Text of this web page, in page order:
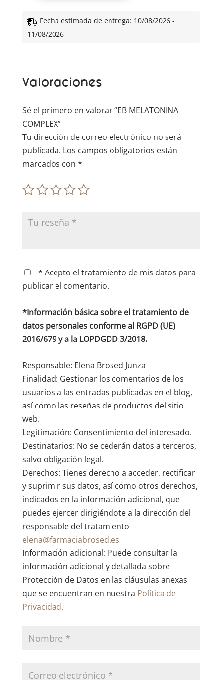
e
e
Fecha estimada de entrega: 10/08/2026 -
11/08/2026
Valoraciones
Sé el primero en valorar “EB MELATONINA
COMPLEX”
Tu dirección de correo electrónico no será
publicada. Los campos obligatorios están
marcados con *
* Acepto el tratamiento de mis datos para
publicar el comentario.
*Información básica sobre el tratamiento de
datos personales conforme al RGPD (UE)
2016/679 y a la LOPDGDD 3/2018.
Responsable: Elena Brosed Junza
Finalidad: Gestionar los comentarios de los
usuarios a las entradas publicadas en el blog,
así como las reseñas de productos del sitio
web.
Legitimación: Consentimiento del interesado.
Destinatarios: No se cederán datos a terceros,
salvo obligación legal.
Derechos: Tienes derecho a acceder, rectificar
y suprimir sus datos, así como otros derechos,
indicados en la información adicional, que
puedes ejercer dirigiéndote a la dirección del
responsable del tratamiento
elena@farmaciabrosed.es
Información adicional: Puede consultar la
información adicional y detallada sobre
Protección de Datos en las cláusulas anexas
que se encuentran en nuestra Política de
Privacidad.